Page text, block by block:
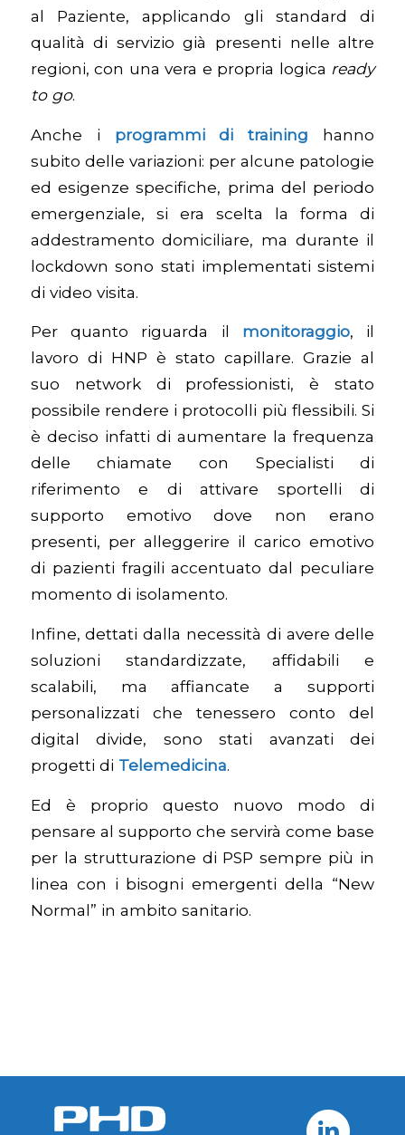
al Paziente, applicando gli standard di
qualità di servizio già presenti nelle altre
regioni, con una vera e propria logica ready
to go.
Anche i programmi di training hanno
subito delle variazioni: per alcune patologie
ed esigenze specifiche, prima del periodo
emergenziale, si era scelta la forma di
addestramento domiciliare, ma durante il
lockdown sono stati implementati sistemi
di video visita.
Per quanto riguarda il monitoraggio, il
lavoro di HNP è stato capillare. Grazie al
suo network di professionisti, è stato
possibile rendere i protocolli più flessibili. Si
è deciso infatti di aumentare la frequenza
delle chiamate con Specialisti di
riferimento e di attivare sportelli di
supporto emotivo dove non erano
presenti, per alleggerire il carico emotivo
di pazienti fragili accentuato dal peculiare
momento di isolamento.
Infine, dettati dalla necessità di avere delle
soluzioni standardizzate, affidabili e
scalabili, ma affiancate a supporti
personalizzati che tenessero conto del
digital divide, sono stati avanzati dei
progetti di Telemedicina.
Ed è proprio questo nuovo modo di
pensare al supporto che servirà come base
per la strutturazione di PSP sempre più in
linea con i bisogni emergenti della “New
Normal” in ambito sanitario.